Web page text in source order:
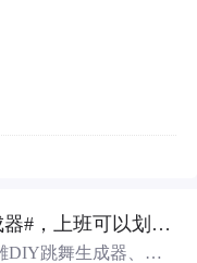
ppt生成器_9款魔性#傻瓜生成器#，上班可以划水一天
DIY跳舞生成器、狗